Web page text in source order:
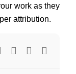
work as they
attribution.